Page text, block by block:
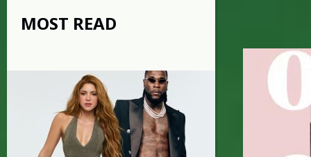
MOST READ